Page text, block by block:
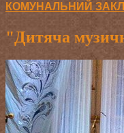
КОМУНАЛЬНИЙ
"Дитяча